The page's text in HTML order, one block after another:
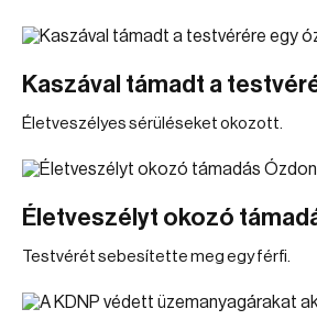
Kaszával támadt a
Életveszélyes sérüléseket okozott.
Életveszélyt okozó
Testvérét sebesítette meg egy férfi.